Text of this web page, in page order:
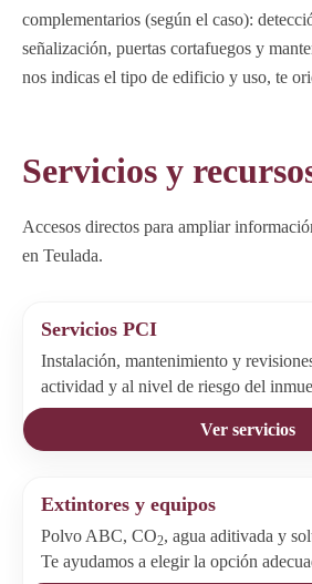
complementarios (según el caso):
señalización, puertas cortafuegos y
nos indicas el tipo de edificio y uso, te
Servicios y
Accesos directos para ampliar
en Teulada.
Servicios PCI
Instalación, mantenimiento y
actividad y al nivel de riesgo del
Ver servicios
Extintores y equipos
Polvo ABC, CO2, agua aditivada y
Te ayudamos a elegir la opción